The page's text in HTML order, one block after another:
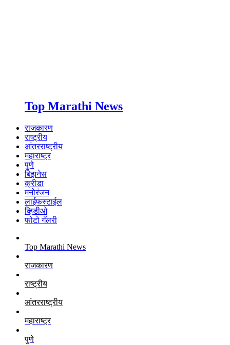
Top Marathi News
राजकारण
राष्ट्रीय
आंतरराष्ट्रीय
महाराष्ट्र
पुणे
बिझनेस
क्रीडा
मनोरंजन
लाईफस्टाईल
व्हिडीओ
फोटो गॅलरी
Top Marathi News
राजकारण
राष्ट्रीय
आंतरराष्ट्रीय
महाराष्ट्र
पुणे